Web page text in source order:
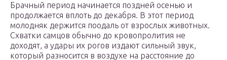
Брачный период начинается поздней осенью и
продолжается вплоть до декабря. В этот период
молодняк держится поодаль от взрослых животных.
Схватки самцов обычно до кровопролития не
доходят, а удары их рогов издают сильный звук,
который разносится в воздухе на расстояние до